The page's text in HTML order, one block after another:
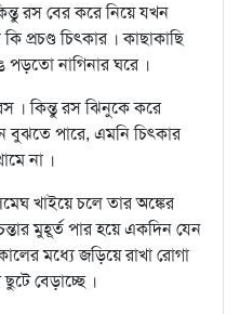
রস বের করে নিয়ে যখন
প্রচণ্ড চিত্কার । কাছাকাছি
নাগিনার ঘরে ।
। কিন্তু রস ঝিনুকে করে
বুঝতে পারে, এমনি চিত্কার
না ।
খাইয়ে চলে তার অঙ্কের
মুহূর্ত পার হয়ে একদিন যেন
মধ্যে জড়িয়ে রাখা রোগা
বেড়াচ্ছে ।